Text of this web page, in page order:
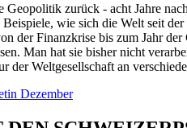
Geopolitik zurück - acht Jahre
wie sich die Welt seit
der Finanzkrise bis zum Jahr
Man hat sie bisher nicht
der Weltgesellschaft an
Dezember